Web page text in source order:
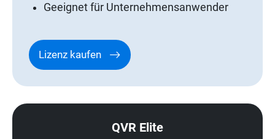
Geeignet für Unternehmensanwender
Lizenz kaufen
QVR Elite